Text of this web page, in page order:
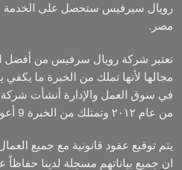
رويال سيرفيس ستحصل على الخدمة
مصر.
تعتبر شركة رويال سرفيس من أفضل
مجالها لأنها تملك من الخبرة ما يكفي
في سوق العمل والإدارة أنشأت
من عام ٢٠١٢ وتمتلك من الخبرة 9 أعوام.
يتم توقيع عقود قانونية مع جميع
ان جميع بياناتهم مسجلة لدينا حفاظاً